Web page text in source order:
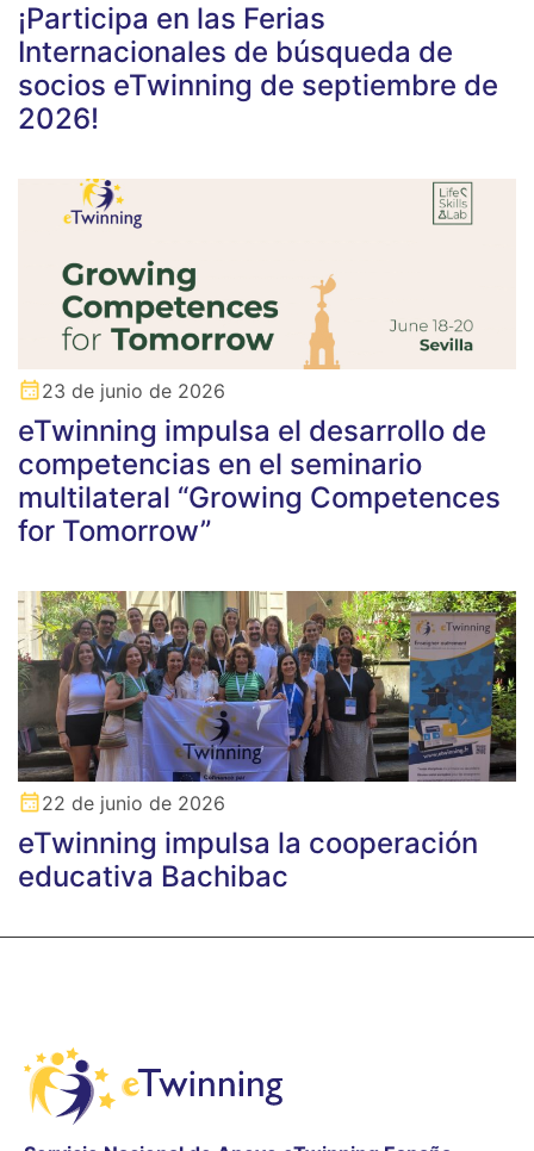
¡Participa en las Ferias
Internacionales de búsqueda de
socios eTwinning de septiembre de
2026!
23 de junio de 2026
eTwinning impulsa el desarrollo de
competencias en el seminario
multilateral “Growing Competences
for Tomorrow”
22 de junio de 2026
eTwinning impulsa la cooperación
educativa Bachibac